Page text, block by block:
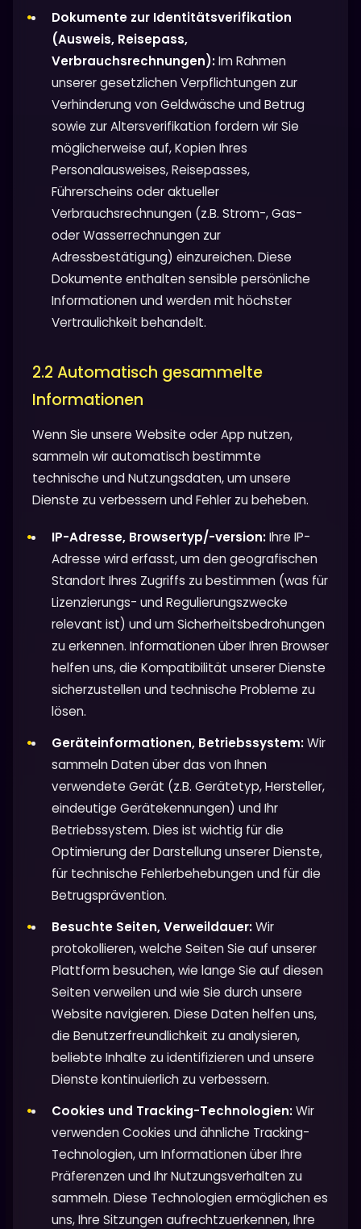
Dokumente zur Identitätsverifikation
(Ausweis, Reisepass,
Verbrauchsrechnungen):Im Rahmen
unserer gesetzlichen Verpflichtungen zur
Verhinderung von Geldwäsche und Betrug
sowie zur Altersverifikation fordern wir Sie
möglicherweise auf, Kopien Ihres
Personalausweises, Reisepasses,
Führerscheins oder aktueller
Verbrauchsrechnungen (z.B. Strom-, Gas-
oder Wasserrechnungen zur
Adressbestätigung) einzureichen. Diese
Dokumente enthalten sensible persönliche
Informationen und werden mit höchster
Vertraulichkeit behandelt.
2.2 Automatisch gesammelte
Informationen
Wenn Sie unsere Website oder App nutzen,
sammeln wir automatisch bestimmte
technische und Nutzungsdaten, um unsere
Dienste zu verbessern und Fehler zu beheben.
IP-Adresse, Browsertyp/-version:Ihre IP-
Adresse wird erfasst, um den geografischen
Standort Ihres Zugriffs zu bestimmen (was für
Lizenzierungs- und Regulierungszwecke
relevant ist) und um Sicherheitsbedrohungen
zu erkennen. Informationen über Ihren Browser
helfen uns, die Kompatibilität unserer Dienste
sicherzustellen und technische Probleme zu
lösen.
Geräteinformationen, Betriebssystem:Wir
sammeln Daten über das von Ihnen
verwendete Gerät (z.B. Gerätetyp, Hersteller,
eindeutige Gerätekennungen) und Ihr
Betriebssystem. Dies ist wichtig für die
Optimierung der Darstellung unserer Dienste,
für technische Fehlerbehebungen und für die
Betrugsprävention.
Besuchte Seiten, Verweildauer:Wir
protokollieren, welche Seiten Sie auf unserer
Plattform besuchen, wie lange Sie auf diesen
Seiten verweilen und wie Sie durch unsere
Website navigieren. Diese Daten helfen uns,
die Benutzerfreundlichkeit zu analysieren,
beliebte Inhalte zu identifizieren und unsere
Dienste kontinuierlich zu verbessern.
Cookies und Tracking-Technologien:Wir
verwenden Cookies und ähnliche Tracking-
Technologien, um Informationen über Ihre
Präferenzen und Ihr Nutzungsverhalten zu
sammeln. Diese Technologien ermöglichen es
uns, Ihre Sitzungen aufrechtzuerkennen, Ihre